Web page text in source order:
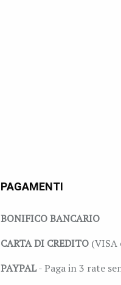
PAGAMENTI
BONIFICO BANCARIO
CARTA DI CREDITO(VISA
PAYPAL- Paga in 3 rate